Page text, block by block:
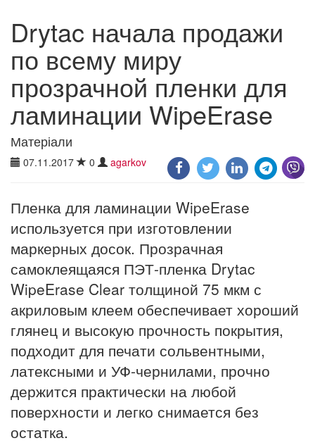
Drytac начала продажи
по всему миру
прозрачной пленки для
ламинации WipeErase
Матеріали
07.11.2017 0 agarkov
Пленка для ламинации WipeErase
используется при изготовлении
маркерных досок. Прозрачная
самоклеящаяся ПЭТ-пленка Drytac
WipeErase Clear толщиной 75 мкм с
акриловым клеем обеспечивает хороший
глянец и высокую прочность покрытия,
подходит для печати сольвентными,
латексными и УФ-чернилами, прочно
держится практически на любой
поверхности и легко снимается без
остатка.